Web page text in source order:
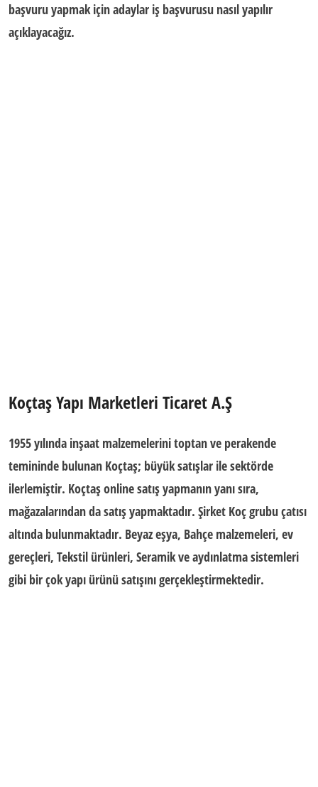
başvuru yapmak için adaylar iş başvurusu nasıl yapılır
açıklayacağız.
Koçtaş Yapı Marketleri Ticaret A.Ş
1955 yılında inşaat malzemelerini toptan ve perakende
temininde bulunan Koçtaş; büyük satışlar ile sektörde
ilerlemiştir. Koçtaşonline satış yapmanın yanı sıra,
mağazalarından da satış yapmaktadır. Şirket Koç grubu çatısı
altında bulunmaktadır. Beyaz eşya, Bahçe malzemeleri, ev
gereçleri, Tekstil ürünleri, Seramik ve aydınlatma sistemleri
gibi bir çok yapı ürünü satışını gerçekleştirmektedir.